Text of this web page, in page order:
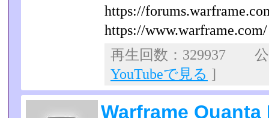
https://
https://www.warframe.com/
再生回数：329937
YouTubeで見る ]
Warframe